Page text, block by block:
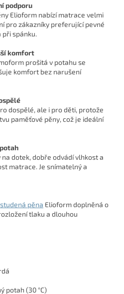
podporu
Elioform nabízí matrace velmi
pro zákazníky preferující pevné
spánku.
komfort
prošitá v potahu se
komfort bez narušení
dospělé, ale i pro děti, protože
paměťové pěny, což je ideální
dotek, dobře odvádí vlhkost a
matrace. Je snímatelný a
studená pěna Elioform doplněná o
tlaku a dlouhou
potah (30 °C)